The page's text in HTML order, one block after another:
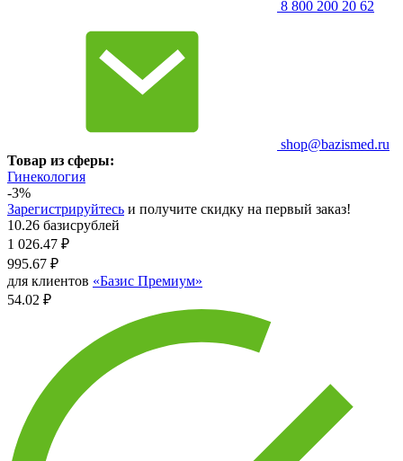
8 800 200 20 62
shop@bazismed.ru
Товар из сферы:
Гинекология
-3%
Зарегистрируйтесь и получите скидку на первый заказ!
10.26 базисрублей
1 026.47 ₽
995.67 ₽
для клиентов «Базис Премиум»
54.02 ₽